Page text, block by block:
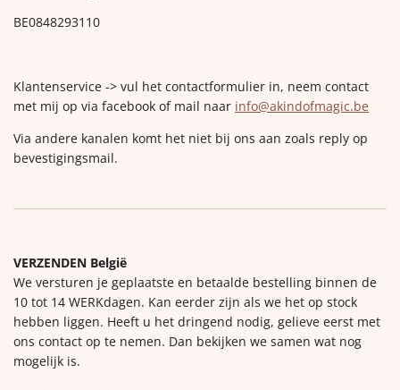
BE0848293110
Klantenservice -> vul het contactformulier in, neem contact
met mij op via facebook of mail naar info@akindofmagic.be
Via andere kanalen komt het niet bij ons aan zoals reply op
bevestigingsmail.
VERZENDEN België
We versturen je geplaatste en betaalde bestelling binnen de
10 tot 14 WERKdagen. Kan eerder zijn als we het op stock
hebben liggen. Heeft u het dringend nodig, gelieve eerst met
ons contact op te nemen. Dan bekijken we samen wat nog
mogelijk is.